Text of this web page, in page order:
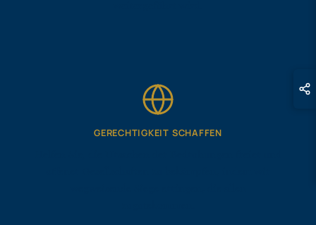
GERECHTIGKEIT SCHAFFEN